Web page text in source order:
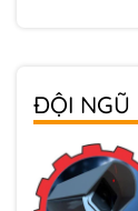
ĐỘI NGŨ